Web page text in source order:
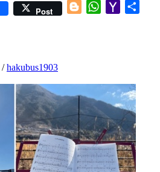
Post BloggerWhatsApp
Yahoo
/hakubus1903